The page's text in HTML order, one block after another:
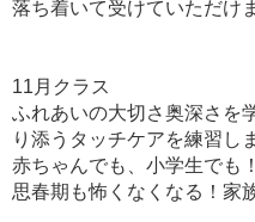
落ち着いて受けていただけ
11月クラス
ふれあいの大切さ奥深さを
り添うタッチケアを練習し
赤ちゃんでも、小学生でも
思春期も怖くなくなる！家